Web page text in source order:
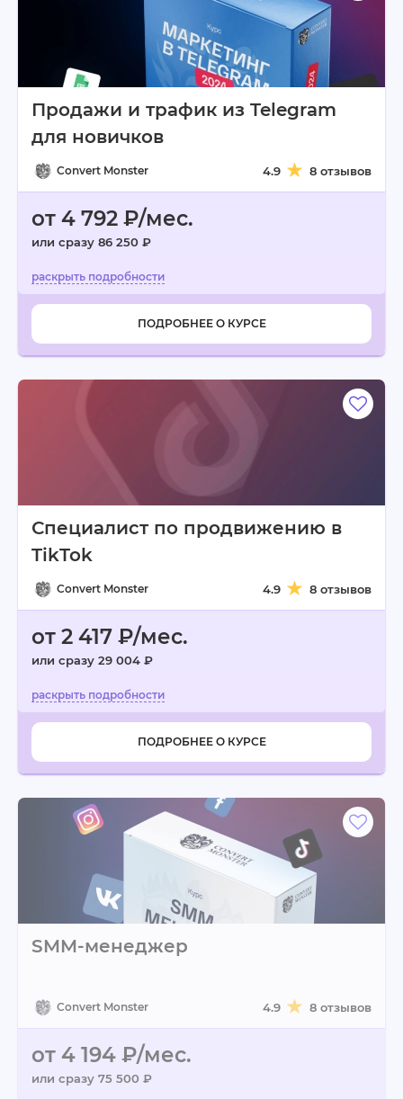
Продажи и трафик из Telegram
для новичков
Convert Monster 4.9 8 отзывов
от 4 792 ₽/мес.
или сразу 86 250 ₽
ПОДРОБНЕЕ О КУРСЕ
Специалист по продвижению в
TikTok
Convert Monster 4.9 8 отзывов
от 2 417 ₽/мес.
или сразу 29 004 ₽
ПОДРОБНЕЕ О КУРСЕ
SMM-менеджер
Convert Monster 4.9 8 отзывов
от 4 194 ₽/мес.
или сразу 75 500 ₽